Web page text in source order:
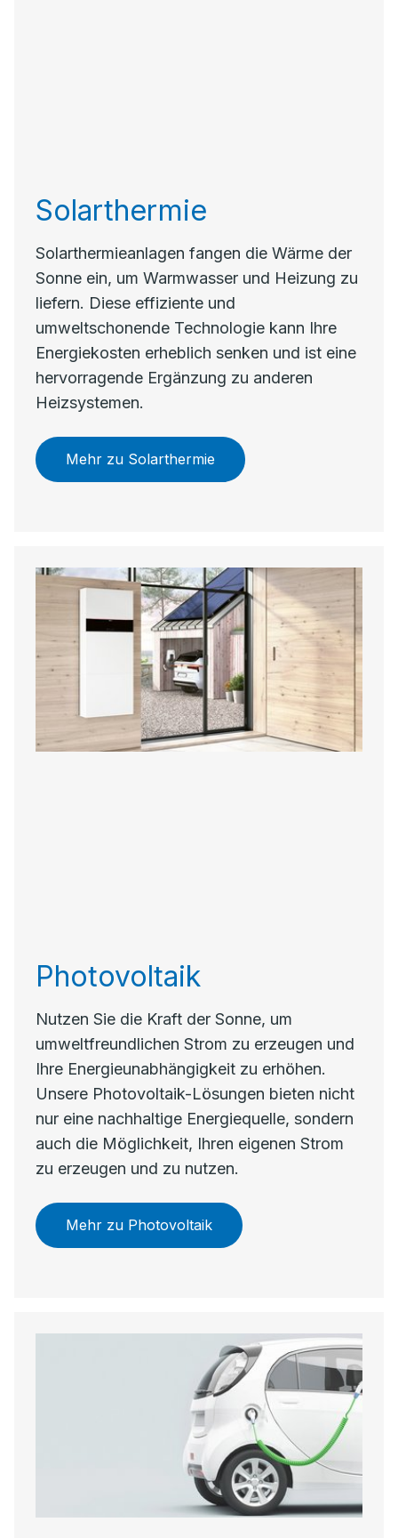
Solarthermie
Solarthermieanlagen fangen die Wärme der
Sonne ein, um Warmwasser und Heizung zu
liefern. Diese effiziente und
umweltschonende Technologie kann Ihre
Energiekosten erheblich senken und ist eine
hervorragende Ergänzung zu anderen
Heizsystemen.
Mehr zu Solarthermie
Photovoltaik
Nutzen Sie die Kraft der Sonne, um
umweltfreundlichen Strom zu erzeugen und
Ihre Energieunabhängigkeit zu erhöhen.
Unsere Photovoltaik-Lösungen bieten nicht
nur eine nachhaltige Energiequelle, sondern
auch die Möglichkeit, Ihren eigenen Strom
zu erzeugen und zu nutzen.
Mehr zu Photovoltaik